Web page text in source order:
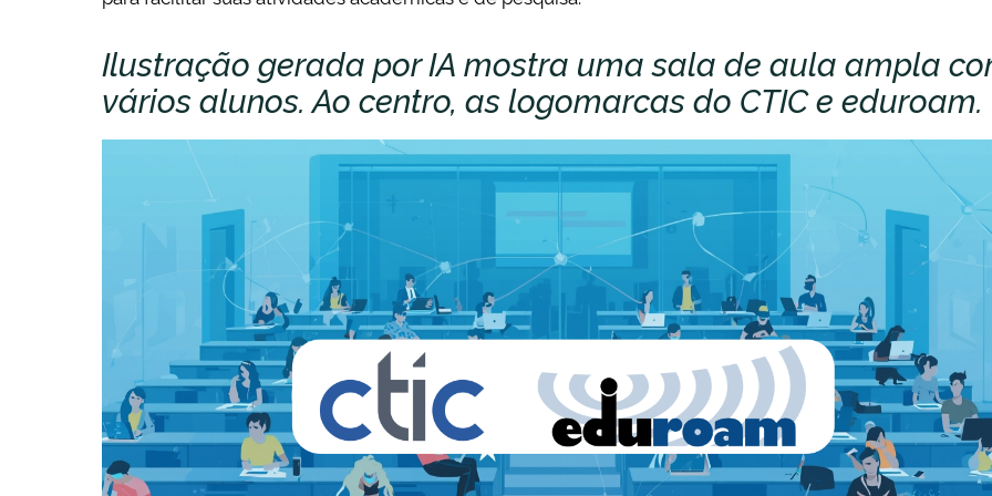
Ilustração gerada por IA mostra uma sala de aula ampla
vários alunos. Ao centro, as logomarcas do CTIC e eduroam.